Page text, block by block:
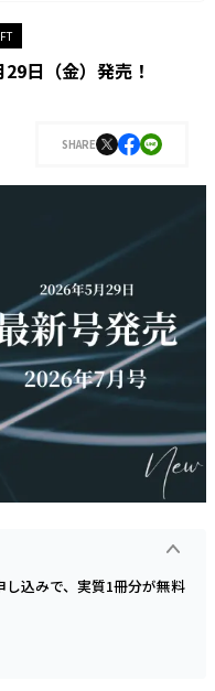
日（金）発売！
SHARE
し込みで、実質1冊分が無料